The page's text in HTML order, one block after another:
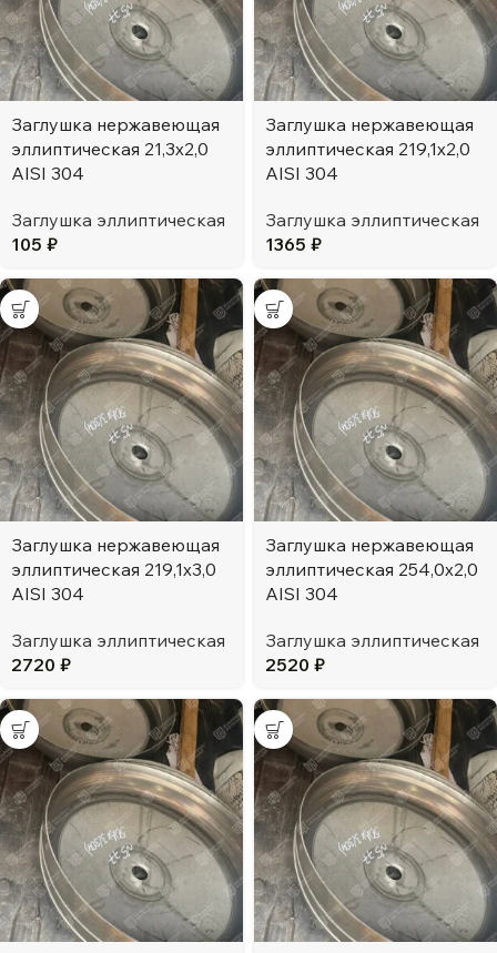
Заглушка нержавеющая
эллиптическая 21,3х2,0
AISI 304
Заглушка эллиптическая
105 ₽
Заглушка нержавеющая
эллиптическая 219,1х2,0
AISI 304
Заглушка эллиптическая
1365 ₽
Заглушка нержавеющая
эллиптическая 219,1х3,0
AISI 304
Заглушка эллиптическая
2720 ₽
Заглушка нержавеющая
эллиптическая 254,0х2,0
AISI 304
Заглушка эллиптическая
2520 ₽